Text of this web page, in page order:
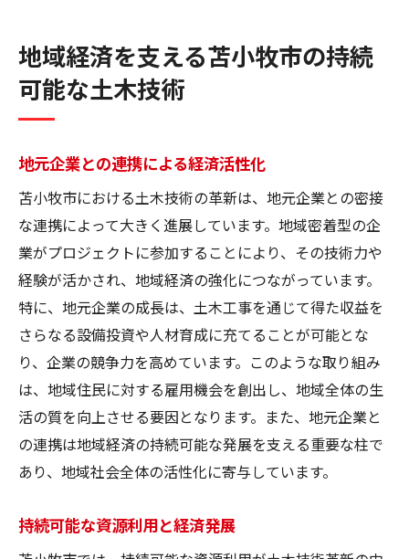
地域経済を支える苫小牧市の持続
可能な土木技術
地元企業との連携による経済活性化
苫小牧市における土木技術の革新は、地元企業との密接
な連携によって大きく進展しています。地域密着型の企
業がプロジェクトに参加することにより、その技術力や
経験が活かされ、地域経済の強化につながっています。
特に、地元企業の成長は、土木工事を通じて得た収益を
さらなる設備投資や人材育成に充てることが可能とな
り、企業の競争力を高めています。このような取り組み
は、地域住民に対する雇用機会を創出し、地域全体の生
活の質を向上させる要因となります。また、地元企業と
の連携は地域経済の持続可能な発展を支える重要な柱で
あり、地域社会全体の活性化に寄与しています。
持続可能な資源利用と経済発展